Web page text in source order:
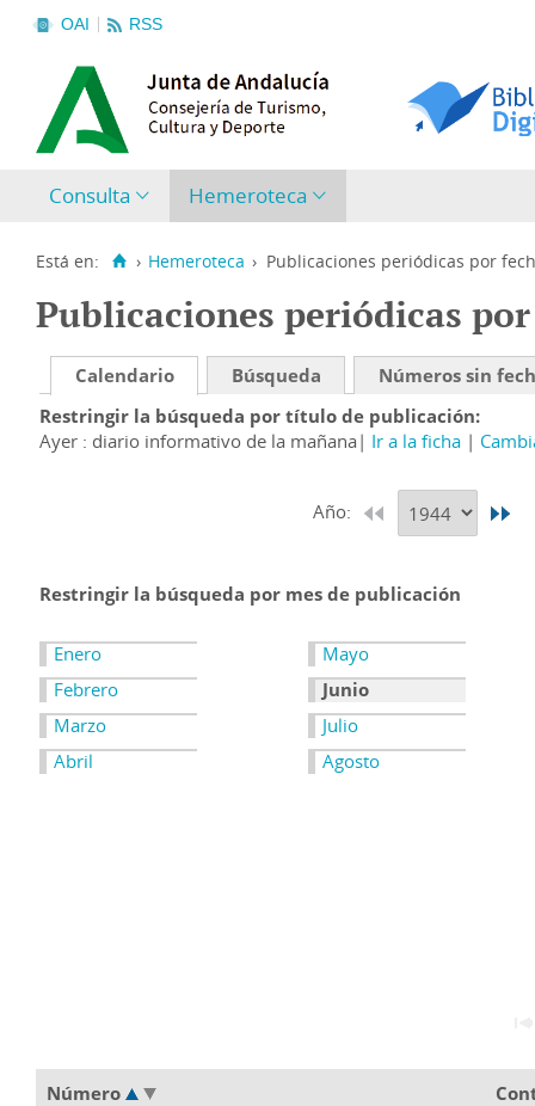
OAI RSS
Consulta Hemeroteca
Está en: › Hemeroteca › Publicaciones periódicas por
Publicaciones periódicas
Calendario Búsqueda
Números sin
Restringir la búsqueda por título de publicación
Ayer : diario informativo de la mañana
Ir a la ficha
Año:
Restringir la búsqueda por mes de publicación
Enero
Febrero
Marzo
Abril
Mayo
Junio
Julio
Agosto
Número